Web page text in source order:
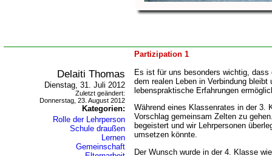
Partizipation 1
Delaiti Thomas
Dienstag, 31. Juli 2012
Zuletzt geändert:
Donnerstag, 23. August 2012
Kategorien:
Rolle der Lehrperson
Schule draußen
Lernen
Gemeinschaft
Es ist für uns besonders wichtig,
dem realen Leben in Verbindung
lebenspraktische Erfahrungen
Während eines Klassenrates in der 3.
Vorschlag gemeinsam Zelten zu
begeistert und wir Lehrpersonen
umsetzen könnte.
Der Wunsch wurde in der 4. Klasse